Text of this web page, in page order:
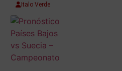
Italo Verde